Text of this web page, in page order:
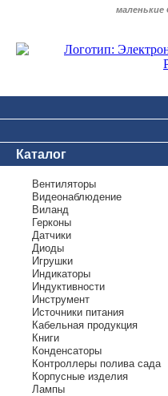
маленькие
Каталог
Вентиляторы
Видеонаблюдение
Виланд
Герконы
Датчики
Диоды
Игрушки
Индикаторы
Индуктивности
Инструмент
Источники питания
Кабельная продукция
Книги
Конденсаторы
Контроллеры полива сада
Корпусные изделия
Лампы